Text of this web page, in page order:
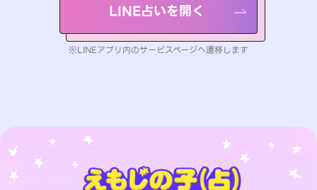
LINE占いを開く
※LINEアプリ内のサービスページへ遷移します